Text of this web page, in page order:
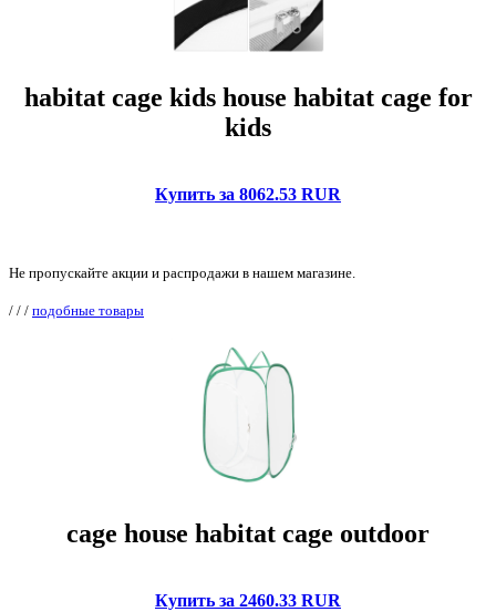
habitat cage kids house habitat cage for
kids
Купить за 8062.53 RUR
Не пропускайте акции и распродажи в нашем магазине.
/ / / подобные товары
cage house habitat cage outdoor
Купить за 2460.33 RUR